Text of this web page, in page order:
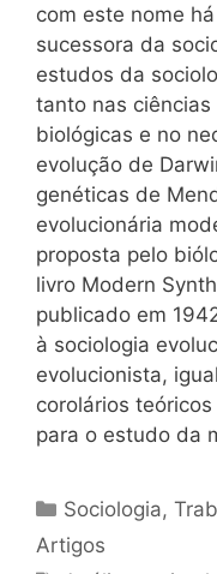
com este nome
sucessora da
estudos da
tanto nas
biológicas e no
evolução de
genéticas de
evolucionária
proposta pelo
livro Modern
publicado em
à sociologia
evolucionista,
corolários
para o estudo da
Categorias
Sociologia,
Artigos